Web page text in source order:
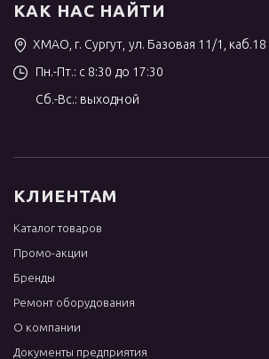
КАК НАС НАЙТИ
ХМАО, г. Сургут, ул. Базовая 11/1, каб.18
Пн.-Пт.: с 8:30 до 17:30
Сб.-Вс.: выходной
КЛИЕНТАМ
Каталог товаров
Промо-акции
Бренды
Ремонт оборудования
О компании
Документы предприятия